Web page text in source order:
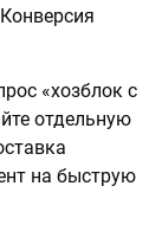
«хозблок с
отдельную
на быструю